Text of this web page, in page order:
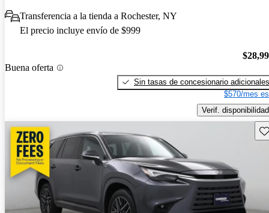
Transferencia a la tienda a Rochester, NY
El precio incluye envío de $999
Buena oferta
Sin tasas de concesionario adicionales
$570/mes
Verif. disponibilidad